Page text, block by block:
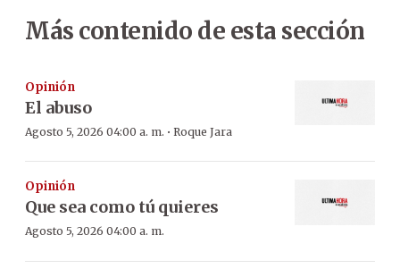
Más contenido de esta sección
Opinión
El abuso
Agosto 5, 2026 04:00 a. m. · Roque Jara
Opinión
Que sea como tú quieres
Agosto 5, 2026 04:00 a. m.